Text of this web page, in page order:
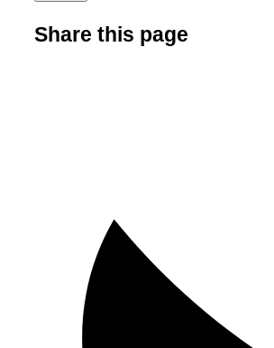
Share this page